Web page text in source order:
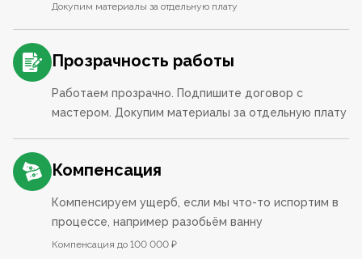
Докупим материалы за отдельную плату
Прозрачность работы
Работаем прозрачно. Подпишите договор с
мастером. Докупим материалы за отдельную плату
Компенсация
Компенсируем ущерб, если мы что-то испортим в
процессе, например разобьём ванну
Компенсация до 100 000 ₽